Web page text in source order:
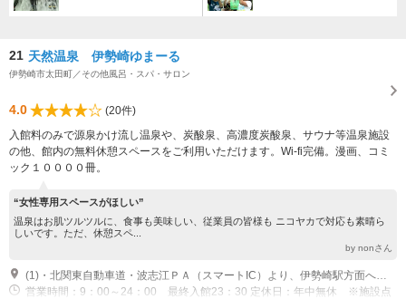
21 天然温泉 伊勢崎ゆまーる
伊勢崎市太田町／その他風呂・スパ・サロン
4.0
(20件)
入館料のみで源泉かけ流し温泉や、炭酸泉、高濃度炭酸泉、サウナ等温泉施設
の他、館内の無料休憩スペースをご利用いただけます。Wi-fi完備。漫画、コミ
ック１００００冊。
“女性専用スペースがほしい”
温泉はお肌ツルツルに、食事も美味しい、従業員の皆様も ニコヤカで対応も素晴ら
しいです。ただ、休憩スペ...
by nonさん
営業時間：9：00～24：00 最終入館23：30 定休日：年中無休 ※施設点